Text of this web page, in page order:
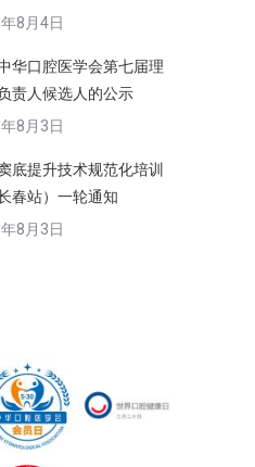
8月4日
华口腔医学会第七届理
责人候选人的公示
8月3日
底提升技术规范化培训
春站）一轮通知
8月3日